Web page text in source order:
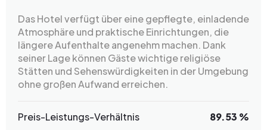
Das Hotel verfügt über eine gepflegte, einladende
Atmosphäre und praktische Einrichtungen, die
längere Aufenthalte angenehm machen. Dank
seiner Lage können Gäste wichtige religiöse
Stätten und Sehenswürdigkeiten in der Umgebung
ohne großen Aufwand erreichen.
Preis-Leistungs-Verhältnis 89.53 %